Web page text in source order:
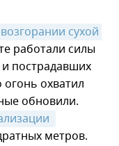
возгорании сухой
работали силы
пострадавших
охватил
обновили.
метров.